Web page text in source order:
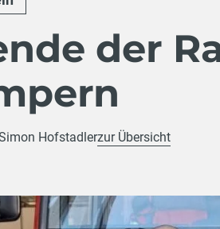
der
Hofstadlerzur Übersicht